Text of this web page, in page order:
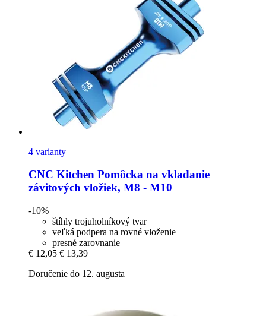
4 varianty
CNC Kitchen Pomôcka na vkladanie
závitových vložiek, M8 -​ M10
-10%
štíhly trojuholníkový tvar
veľká podpera na rovné vloženie
presné zarovnanie
€ 12,05 € 13,39
Doručenie do 12. augusta